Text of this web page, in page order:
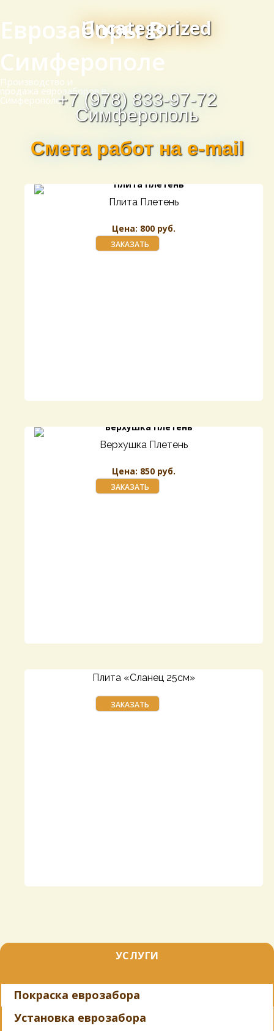
+7 (978) 833-97-72
Симферополь
Смета работ на e-mail
Еврозаборы В
Симферополе
Производство и
продажа еврозаборов в
Симферополе
Uncategorized
Плита Плетень
Цена: 800 руб.
ЗАКАЗАТЬ
Верхушка Плетень
Цена: 850 руб.
ЗАКАЗАТЬ
Плита «Сланец 25см»
ЗАКАЗАТЬ
УСЛУГИ
Покраска еврозабора
Установка еврозабора